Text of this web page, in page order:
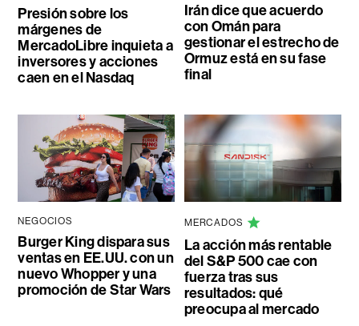
Presión sobre los
márgenes de
MercadoLibre inquieta a
inversores y acciones
caen en el Nasdaq
Irán dice que acuerdo
con Omán para
gestionar el estrecho de
Ormuz está en su fase
final
NEGOCIOS
Burger King dispara sus
ventas en EE.UU. con un
nuevo Whopper y una
promoción de Star Wars
MERCADOS
La acción más rentable
del S&P 500 cae con
fuerza tras sus
resultados: qué
preocupa al mercado